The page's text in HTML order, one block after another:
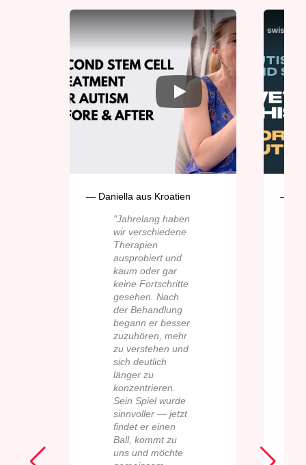
— Daniella aus Kroatien
"Jahrelang haben
wir verschiedene
Therapien
ausprobiert und
kaum oder gar
keine Fortschritte
gesehen. Nach
der Behandlung
begann er besser
zuzuhören, mehr
zu verstehen und
sich deutlich
länger zu
konzentrieren.
Sein Spiel wurde
sinnvoller — jetzt
findet er einen
Ball, kommt zu
uns und möchte
—